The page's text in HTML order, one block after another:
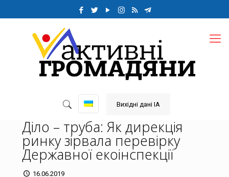
Вихідні дані ІА
Діло – труба: Як дирекція
ринку зірвала перевірку
Державної екоінспекції
16.06.2019